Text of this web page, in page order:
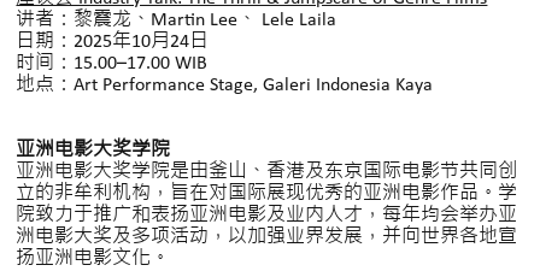
讲者：黎震龙、Martin Lee、 Lele Laila
日期：2025年10月24日
时间：15.00–17.00 WIB
地点：Art Performance Stage, Galeri Indonesia Kaya
亚洲电影大奖学院
亚洲电影大奖学院是由釜山、香港及东京国际电影节共同创
立的非牟利机构，旨在对国际展现优秀的亚洲电影作品。学
院致力于推广和表扬亚洲电影及业内人才，每年均会举办亚
洲电影大奖及多项活动，以加强业界发展，并向世界各地宣
扬亚洲电影文化。